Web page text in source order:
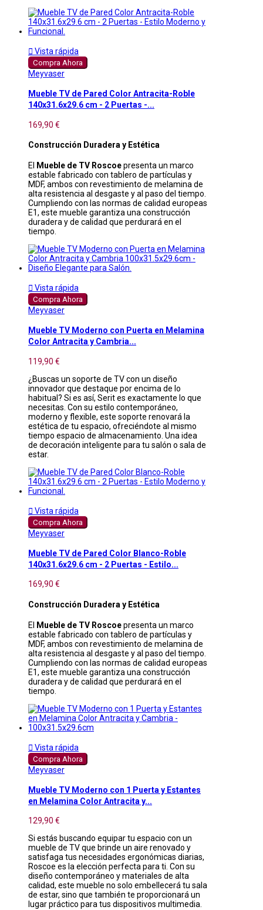
 Vista rápida
Compra Ahora
Meyvaser
Mueble TV de Pared Color Antracita-Roble
140x31.6x29.6 cm - 2 Puertas -...
169,90 €
Construcción Duradera y Estética
El Mueble de TV Roscoepresenta un marco
estable fabricado con tablero de partículas y
MDF, ambos con revestimiento de melamina de
alta resistencia al desgaste y al paso del tiempo.
Cumpliendo con las normas de calidad europeas
E1, este mueble garantiza una construcción
duradera y de calidad que perdurará en el
tiempo.
 Vista rápida
Compra Ahora
Meyvaser
Mueble TV Moderno con Puerta en Melamina
Color Antracita y Cambria...
119,90 €
¿Buscas un soporte de TV con un diseño
innovador que destaque por encima de lo
habitual? Si es así, Serit es exactamente lo que
necesitas. Con su estilo contemporáneo,
moderno y flexible, este soporte renovará la
estética de tu espacio, ofreciéndote al mismo
tiempo espacio de almacenamiento. Una idea
de decoración inteligente para tu salón o sala de
estar.
 Vista rápida
Compra Ahora
Meyvaser
Mueble TV de Pared Color Blanco-Roble
140x31.6x29.6 cm - 2 Puertas - Estilo...
169,90 €
Construcción Duradera y Estética
El Mueble de TV Roscoepresenta un marco
estable fabricado con tablero de partículas y
MDF, ambos con revestimiento de melamina de
alta resistencia al desgaste y al paso del tiempo.
Cumpliendo con las normas de calidad europeas
E1, este mueble garantiza una construcción
duradera y de calidad que perdurará en el
tiempo.
 Vista rápida
Compra Ahora
Meyvaser
Mueble TV Moderno con 1 Puerta y Estantes
en Melamina Color Antracita y...
129,90 €
Si estás buscando equipar tu espacio con un
mueble de TV que brinde un aire renovado y
satisfaga tus necesidades ergonómicas diarias,
Roscoe es la elección perfecta para ti. Con su
diseño contemporáneo y materiales de alta
calidad, este mueble no solo embellecerá tu sala
de estar, sino que también te proporcionará un
lugar práctico para tus dispositivos multimedia.